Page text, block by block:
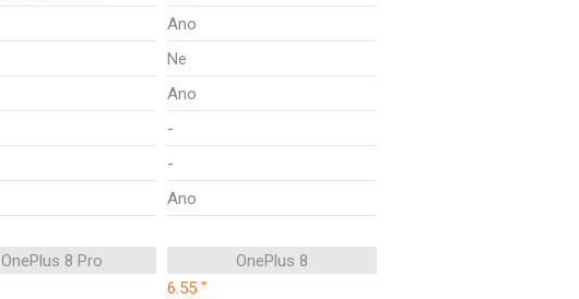
Ano
Ne
Ano
-
-
Ano
OnePlus 8 Pro
OnePlus 8
6.55 "